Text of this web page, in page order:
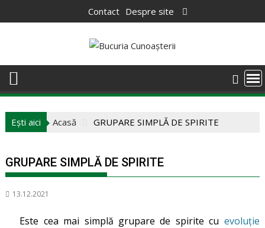
to
Contact Despre site
Ești aici Acasă GRUPARE SIMPLĂ DE SPIRITE
GRUPARE SIMPLĂ DE SPIRITE
13.12.2021
Este cea mai simplă grupare de spirite cu evoluție